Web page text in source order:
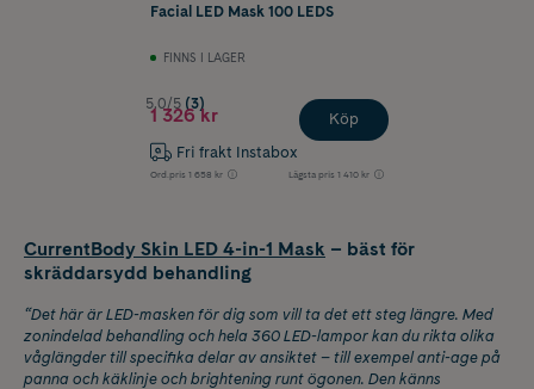
Facial LED Mask 100 LEDS
FINNS I LAGER
5.0/5 (3)
1 326 kr
Fri frakt Instabox
Ord.pris 1 658 kr Lägsta pris 1 410 kr
Köp
CurrentBody Skin LED 4-in-1 Mask – bäst för
skräddarsydd behandling
“Det här är LED-masken för dig som vill ta det ett steg längre. Med
zonindelad behandling och hela 360 LED-lampor kan du rikta olika
våglängder till specifika delar av ansiktet – till exempel anti-age på
panna och käklinje och brightening runt ögonen. Den känns